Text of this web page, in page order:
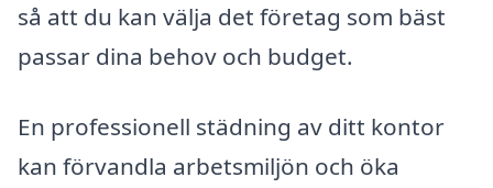
så att du kan välja det företag som bäst
passar dina behov och budget.
En professionell städning av ditt kontor
kan förvandla arbetsmiljön och öka